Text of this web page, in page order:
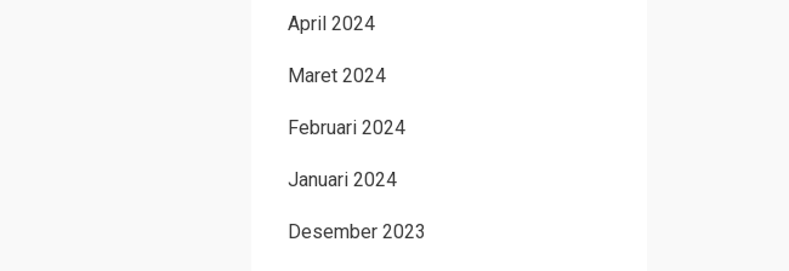
April 2024
Maret 2024
Februari 2024
Januari 2024
Desember 2023